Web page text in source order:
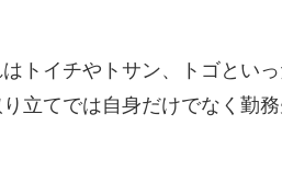
トイチやトサン、トゴとい
立てでは自身だけでなく勤